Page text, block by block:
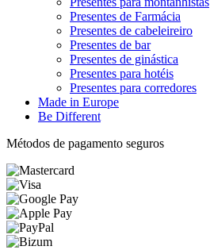
Presentes de Farmácia
Presentes de cabeleireiro
Presentes de bar
Presentes de ginástica
Presentes para hotéis
Presentes para corredores
Made in Europe
Be Different
Métodos de pagamento seguros